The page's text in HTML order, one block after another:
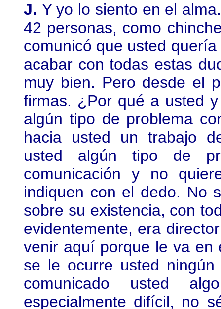
J. Y yo lo siento en el
42 personas, como
comunicó que usted
acabar con todas estas
muy bien. Pero desde el
firmas. ¿Por qué a usted
algún tipo de problema
hacia usted un trabajo
usted algún tipo de
comunicación y no
indiquen con el dedo. No
sobre su existencia, con
evidentemente, era
venir aquí porque le va en
se le ocurre usted
comunicado usted
especialmente difícil, no